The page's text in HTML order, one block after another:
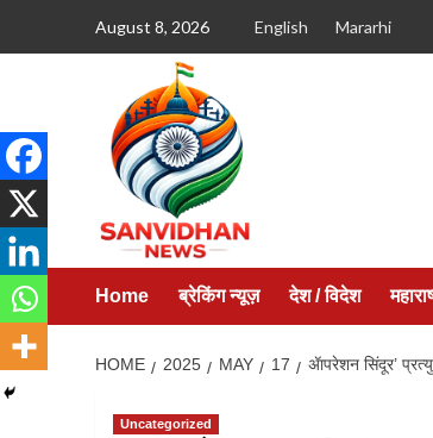
August 8, 2026 English Mararhi
Home ब्रेकिंग न्यूज़ देश / विदेश
HOME 2025 MAY 17 ॲापरेशन सिंदूर’
Uncategorized